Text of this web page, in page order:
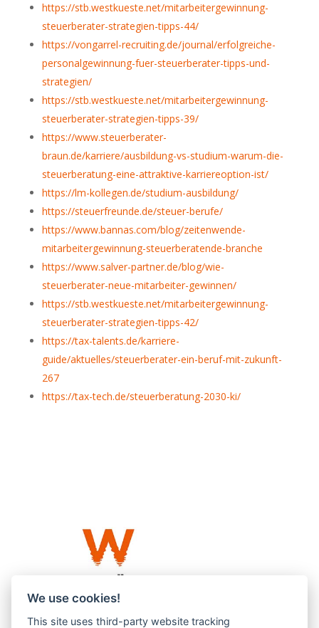
https://stb.westkueste.net/mitarbeitergewinnung-
steuerberater-strategien-tipps-44/
https://vongarrel-recruiting.de/journal/erfolgreiche-
personalgewinnung-fuer-steuerberater-tipps-und-
strategien/
https://stb.westkueste.net/mitarbeitergewinnung-
steuerberater-strategien-tipps-39/
https://www.steuerberater-
braun.de/karriere/ausbildung-vs-studium-warum-die-
steuerberatung-eine-attraktive-karriereoption-ist/
https://lm-kollegen.de/studium-ausbildung/
https://steuerfreunde.de/steuer-berufe/
https://www.bannas.com/blog/zeitenwende-
mitarbeitergewinnung-steuerberatende-branche
https://www.salver-partner.de/blog/wie-
steuerberater-neue-mitarbeiter-gewinnen/
https://stb.westkueste.net/mitarbeitergewinnung-
steuerberater-strategien-tipps-42/
https://tax-talents.de/karriere-
guide/aktuelles/steuerberater-ein-beruf-mit-zukunft-
267
https://tax-tech.de/steuerberatung-2030-ki/
We use cookies!
This site uses third-party website tracking